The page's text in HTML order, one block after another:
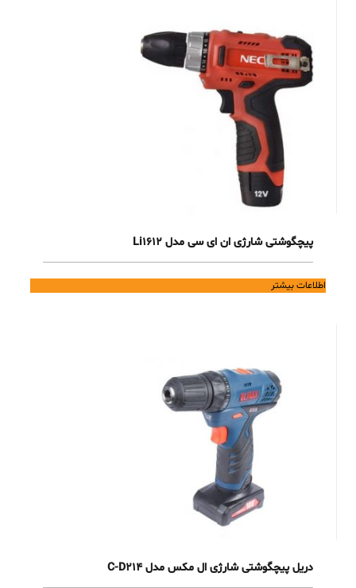
پیچگوشتی شارژی ان ای سی مدل Li1612
اطلاعات بیشتر
دریل پیچگوشتی شارژی ال مکس مدل C-D214